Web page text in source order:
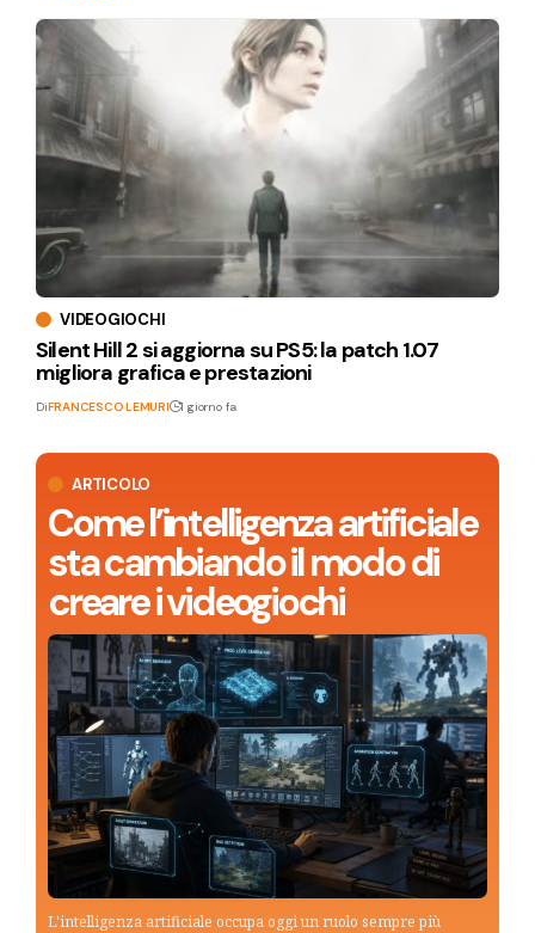
ARTICOLO
Come l’intelligenza artificiale
sta cambiando il modo di
creare i videogiochi
L'intelligenza artificiale occupa oggi un ruolo sempre più
VIDEOGIOCHI
Silent Hill 2 si aggiorna su PS5: la patch 1.07
migliora grafica e prestazioni
DiFRANCESCO LEMURI 1 giorno fa